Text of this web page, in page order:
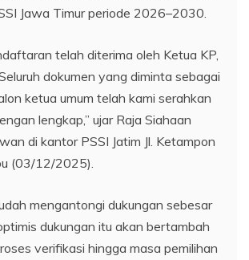
Jawa Timur periode 2026–2030.
telah diterima oleh Ketua KP,
dokumen yang diminta sebagai
ketua umum telah kami serahkan
lengkap,” ujar Raja Siahaan
di kantor PSSI Jatim Jl. Ketampon
(03/12/2025).
mengantongi dukungan sebesar
dukungan itu akan bertambah
verifikasi hingga masa pemilihan